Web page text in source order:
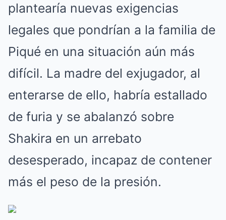
plantearía nuevas exigencias
legales que pondrían a la familia de
Piqué en una situación aún más
difícil. La madre del exjugador, al
enterarse de ello, habría estallado
de furia y se abalanzó sobre
Shakira en un arrebato
desesperado, incapaz de contener
más el peso de la presión.